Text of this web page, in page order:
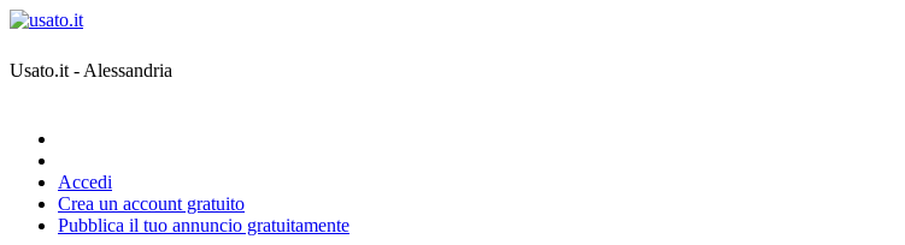
Usato.it - Alessandria
Accedi
Crea un account gratuito
Pubblica il tuo annuncio gratuitamente